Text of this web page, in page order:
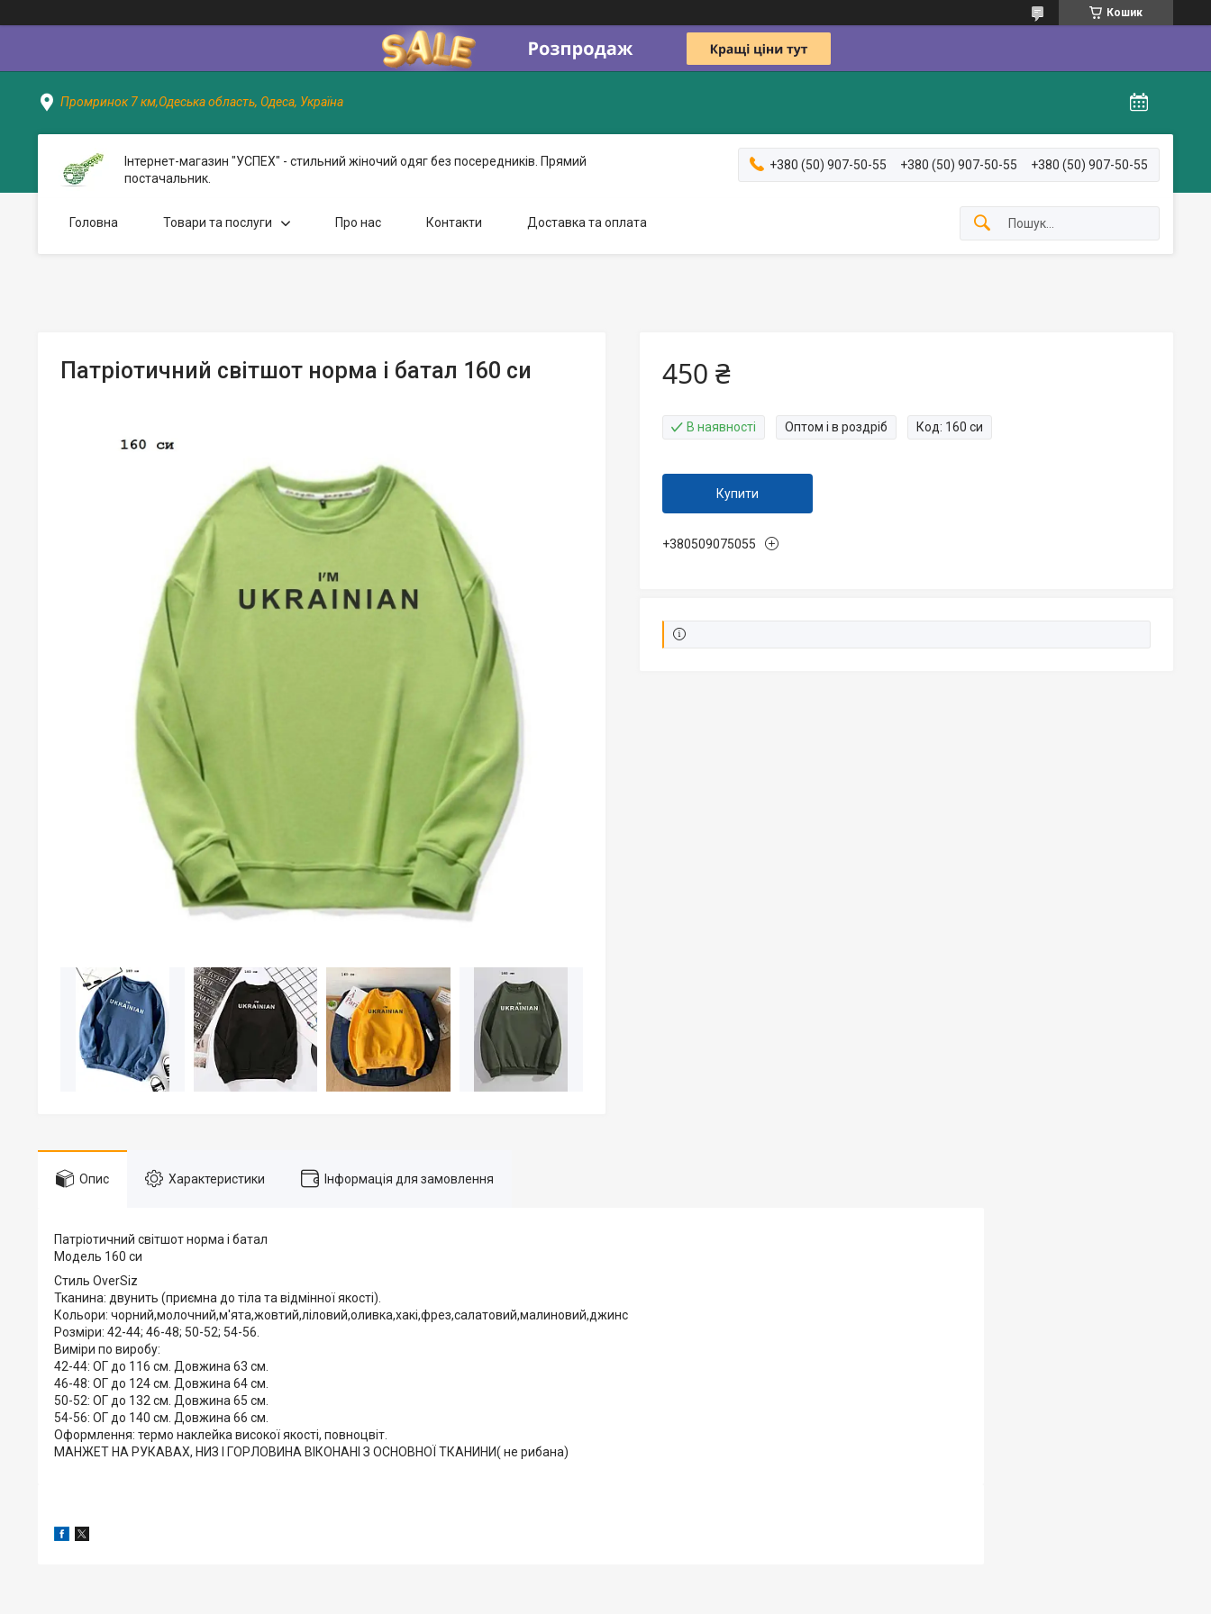
Кошик
Промринок 7 км,Одеська область, Одеса, Україна
Інтернет-магазин "УСПЕХ" - стильний жіночий одяг без посередників. Прямий
постачальник.
+380 (50) 907-50-55 +380 (50) 907-50-55 +380 (50) 907-50-55
Головна Товари та послуги Про нас Контакти Доставка та оплата
Патріотичний світшот норма і батал 160 си 450 ₴
В наявності Оптом і в роздріб Код: 160 си
Купити
+380509075055
Опис Характеристики Інформація для замовлення
Патріотичний світшот норма і батал
Модель 160 си
Стиль OverSiz
Тканина: двунить (приємна до тіла та відмінної якості).
Кольори: чорний,молочний,м'ята,жовтий,ліловий,оливка,хакі,фрез,салатовий,малиновий,джинс
Розміри: 42-44; 46-48; 50-52; 54-56.
Виміри по виробу:
42-44: ОГ до 116 см. Довжина 63 см.
46-48: ОГ до 124 см. Довжина 64 см.
50-52: ОГ до 132 см. Довжина 65 см.
54-56: ОГ до 140 см. Довжина 66 см.
Оформлення: термо наклейка високої якості, повноцвіт.
МАНЖЕТ НА РУКАВАХ, НИЗ І ГОРЛОВИНА ВІКОНАНІ З ОСНОВНОЇ ТКАНИНИ( не рибана)